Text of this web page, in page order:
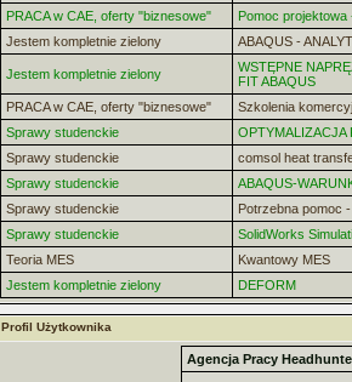
PRACA w CAE, oferty "biznesowe"
Pomoc projektowa
Jestem kompletnie zielony
ABAQUS -
Jestem kompletnie zielony
WSTĘPNE
FIT ABAQUS
PRACA w CAE, oferty "biznesowe"
Szkolenia
Sprawy studenckie
OPTYMALIZACJA
Sprawy studenckie
comsol heat
Sprawy studenckie
ABAQUS-
Sprawy studenckie
Potrzebna pomoc
Sprawy studenckie
SolidWorks
Teoria MES
Kwantowy MES
Jestem kompletnie zielony
DEFORM
Profil Użytkownika
Agencja Pracy